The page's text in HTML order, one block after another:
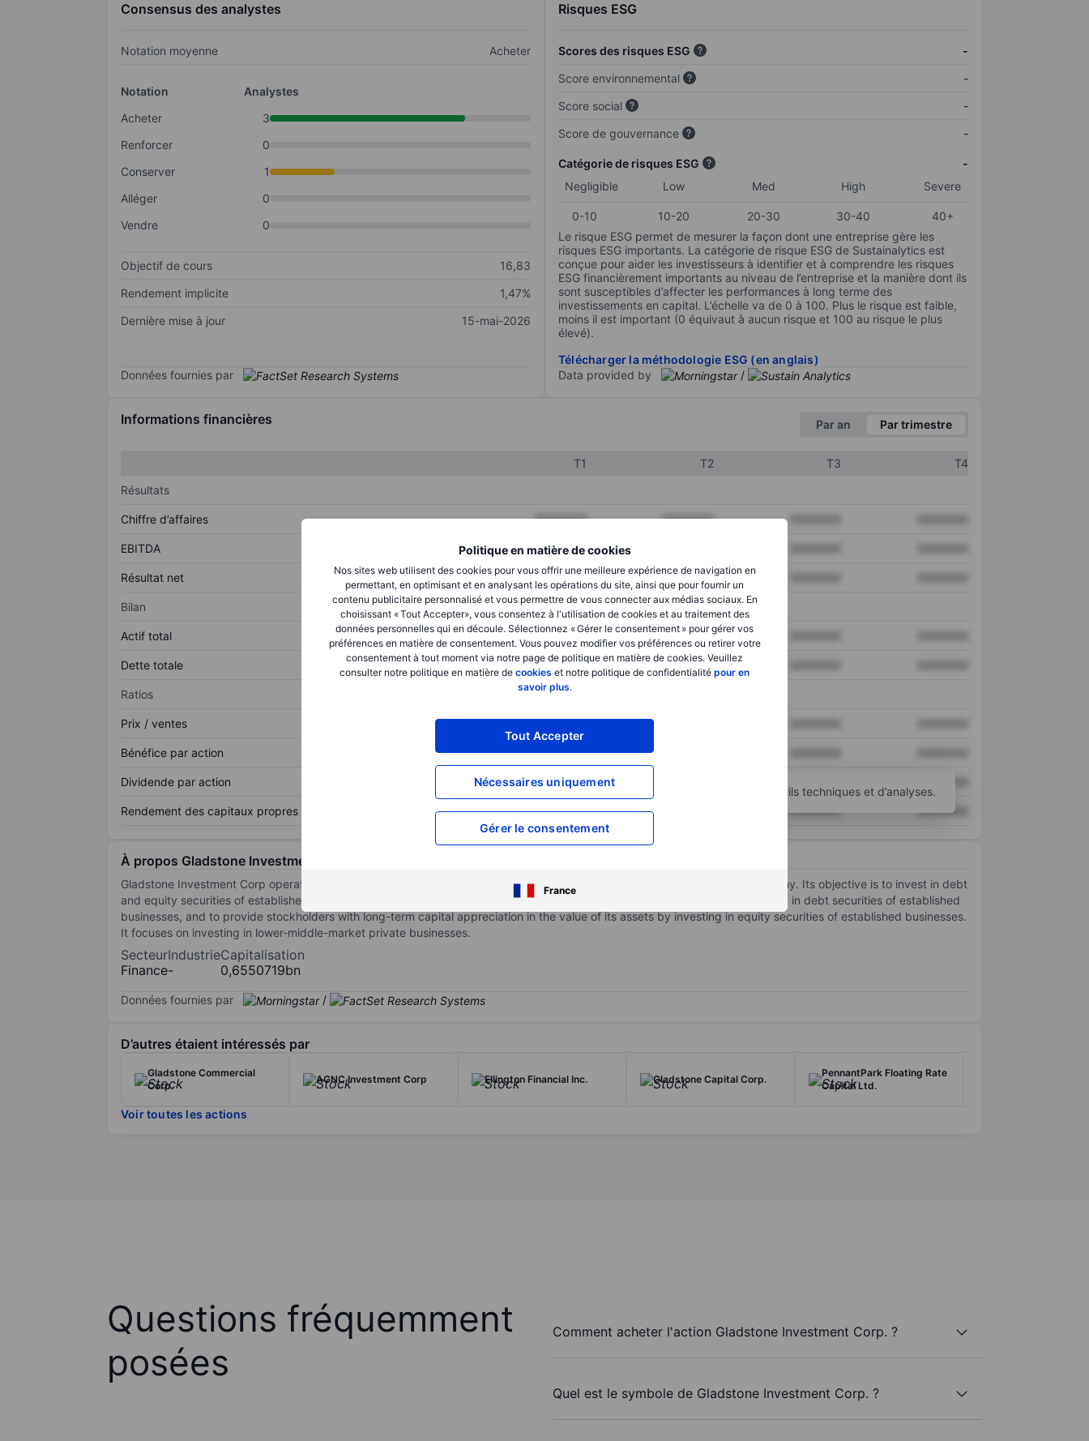
Politique en matière de cookies
Nos sites web utilisent des cookies pour vous offrir une meilleure expérience de navigation en
permettant, en optimisant et en analysant les opérations du site, ainsi que pour fournir un
contenu publicitaire personnalisé et vous permettre de vous connecter aux médias sociaux. En
choisissant « Tout Accepter», vous consentez à l'utilisation de cookies et au traitement des
données personnelles qui en découle. Sélectionnez « Gérer le consentement » pour gérer vos
préférences en matière de consentement. Vous pouvez modifier vos préférences ou retirer votre
consentement à tout moment via notre page de politique en matière de cookies. Veuillez
consulter notre politique en matière de cookies et notre politique de confidentialité pour en
savoir plus.
Tout Accepter
Nécessaires uniquement
Gérer le consentement
France
Consensus des analystes
Notation moyenne Acheter
Notation
Analystes
Acheter
3
Renforcer
0
Conserver
1
Alléger
0
Vendre
0
Objectif de cours
16,83
Rendement implicite
1,47%
Dernière mise à jour
15-mai-2026
Données fournies par
Risques ESG
Scores des risques ESG
-
Score environnemental
-
Score social
-
Score de gouvernance
-
Catégorie de risques ESG
-
Negligible
Low Med High Severe
0-10 10-20 20-30 30-40
40+
Le risque ESG permet de mesurer la façon dont une entreprise gère les
risques ESG importants. La catégorie de risque ESG de Sustainalytics est
conçue pour aider les investisseurs à identifier et à comprendre les risques
ESG financièrement importants au niveau de l’entreprise et la manière dont ils
sont susceptibles d’affecter les performances à long terme des
investissements en capital. L’échelle va de 0 à 100. Plus le risque est faible,
moins il est important (0 équivaut à aucun risque et 100 au risque le plus
élevé).
Télécharger la méthodologie ESG (en anglais)
Data provided by
/
Informations financières Par an Par trimestre
T1 T2 T3
T4
Résultats
Chiffre d’affaires XXXXXXX XXXXXXX
EBITDA XXXXXXX
Résultat net XXXXXXX XXXXXXX
Bilan
Actif total XXXXXXX XXXXXXX
Dette totale XXXXXXX XXXXXXX
Ratios
Prix / ventes XXXXXXX
Bénéfice par action XXXXXXX
Dividende par action XXXXXXX
Rendement des capitaux propres XXXXXXX XXXXXXX XXXXXXX
Ouvrir un compte pour accéder à d’autres outils techniques et d’analyses.
À propos Gladstone Investment Corp.
Gladstone Investment Corp operates as an externally managed, closed-end, non-diversified management investment company. Its objective is to invest in debt
and equity securities of established private businesses operating in the U.S., to achieve and grow current income by investing in debt securities of established
businesses, and to provide stockholders with long-term capital appreciation in the value of its assets by investing in equity securities of established businesses.
It focuses on investing in lower-middle-market private businesses.
Secteur
Finance
Industrie
-
Capitalisation
0,6550719bn
Données fournies par /
D’autres étaient intéressés par
Gladstone Commercial
Corp.
AGNC Investment Corp Ellington Financial Inc. Gladstone Capital Corp.
PennantPark Floating Rate
Capital Ltd.
Voir toutes les actions
Questions fréquemment
posées
Comment acheter l'action Gladstone Investment Corp. ?
Quel est le symbole de Gladstone Investment Corp. ?